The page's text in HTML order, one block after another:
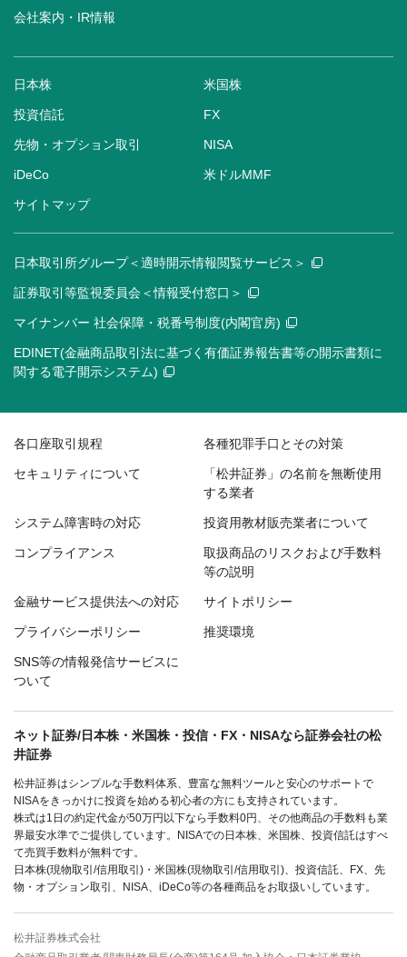
会社案内・IR情報
日本株 米国株
投資信託 FX
先物・オプション取引 NISA
iDeCo 米ドルMMF
サイトマップ
日本取引所グループ＜適時開示情報閲覧サービス＞
証券取引等監視委員会＜情報受付窓口＞
マイナンバー 社会保障・税番号制度(内閣官房)
EDINET(金融商品取引法に基づく有価証券報告書等の開示書類に
関する電子開示システム)
各口座取引規程 各種犯罪手口とその対策
セキュリティについて
「松井証券」の名前を無断使用
する業者
システム障害時の対応 投資用教材販売業者について
コンプライアンス
取扱商品のリスクおよび手数料
等の説明
金融サービス提供法への対応 サイトポリシー
プライバシーポリシー 推奨環境
SNS等の情報発信サービスに
ついて
ネット証券/日本株・米国株・投信・FX・NISAなら証券会社の松
井証券
松井証券はシンプルな手数料体系、豊富な無料ツールと安心のサポートで
NISAをきっかけに投資を始める初心者の方にも支持されています。
株式は1日の約定代金が50万円以下なら手数料0円、その他商品の手数料も業
界最安水準でご提供しています。NISAでの日本株、米国株、投資信託はすべ
て売買手数料が無料です。
日本株(現物取引/信用取引)・米国株(現物取引/信用取引)、投資信託、FX、先
物・オプション取引、NISA、iDeCo等の各種商品をお取扱いしています。
松井証券株式会社